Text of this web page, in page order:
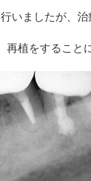
いましたが、治
再植をすること